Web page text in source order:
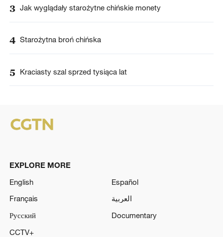
3 Jak wyglądały starożytne chińskie monety
4 Starożytna broń chińska
5 Kraciasty szal sprzed tysiąca lat
EXPLORE MORE
English
Español
Français
العربية
Русский
Documentary
CCTV+